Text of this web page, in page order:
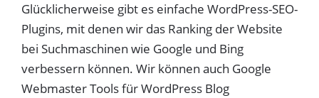
Glücklicherweise gibt es einfache WordPress-SEO-
Plugins, mit denen wir das Ranking der Website
bei Suchmaschinen wie Google und Bing
verbessern können. Wir können auch Google
Webmaster Tools für WordPress Blog